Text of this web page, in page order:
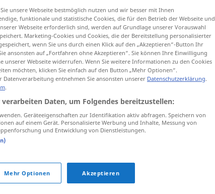
erwischen
unsere Webseite bestmöglich nutzen und wir besser mit Ihnen
funktionale und statistische Cookies, die für den Betrieb der Webseite und
Webseite erforderlich sind, werden auf Grundlage unserer Vorauswahl
Marketing-Cookies und Cookies, die der Bereitstellung personalisierter
wenn Sie uns durch einen Klick auf den „Akzeptieren“-Button Ihr
ansonsten auf „Fortfahren ohne Akzeptieren“. Sie können Ihre Einwilligung
unserer Webseite widerrufen. Wenn Sie weitere Informationen zu den Cookies
möchten, klicken Sie einfach auf den Button „Mehr Optionen“.
Datenverarbeitung entnehmen Sie ansonsten unserer Datenschutzerklärung.
.
Daten, um Folgendes bereitzustellen:
Geräteeigenschaften zur Identifikation aktiv abfragen. Speichern von
auf einem Gerät. Personalisierte Werbung und Inhalte, Messung von
und Entwicklung von Dienstleistungen.
Mehr Optionen Akzeptieren